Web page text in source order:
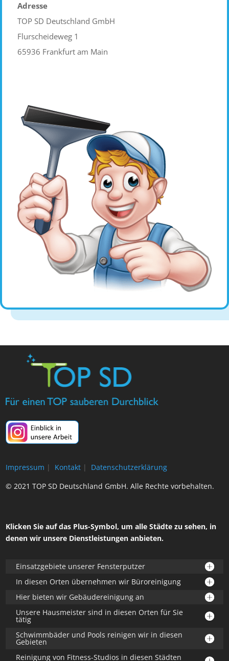
Adresse
TOP SD Deutschland GmbH
Flurscheideweg 1
65936 Frankfurt am Main
Impressum | Kontakt |
Datenschutzerklärung
© 2021 TOP SD Deutschland GmbH. Alle Rechte vorbehalten.
Klicken Sie auf das Plus-Symbol, um alle Städte zu sehen, in
denen wir unsere Dienstleistungen anbieten.
Einsatzgebiete unserer Fensterputzer
In diesen Orten übernehmen wir Büroreinigung
Hier bieten wir Gebäudereinigung an
Unsere Hausmeister sind in diesen Orten für Sie
tätig
Schwimmbäder und Pools reinigen wir in diesen
Gebieten
Reinigung von Fitness-Studios in diesen Städten